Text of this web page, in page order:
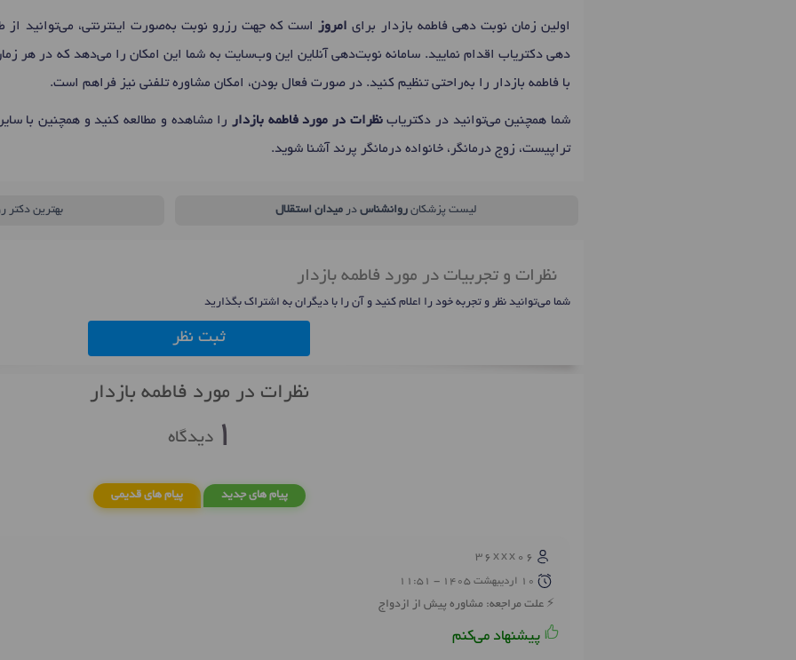
اولین زمان نوبت دهی فاطمه بازدار برای امروز
است که جهت رزرو نوبت به‌صورت اینترنتی، می‌توانید
دهی دکتریاب اقدام نمایید. سامانه نوبت‌دهی آنلاین این وب‌سایت به شما این امکان را می‌دهد که در هر
با فاطمه بازدار را به‌راحتی تنظیم کنید. در صورت فعال بودن، امکان مشاوره تلفنی نیز فراهم است.
شما همچنین می‌توانید در دکتریابنظرات در مورد فاطمه بازدار
را مشاهده و مطالعه کنید و همچنین با
تراپیست، زوج درمانگر، خانواده درمانگر پرند آشنا شوید.
لیست پزشکان روانشناسدر میدان استقلال بهترین دکتر
نظرات و تجربیات در مورد فاطمه بازدار
شما می‌توانید نظر و تجربه خود را اعلام کنید و آن را با دیگران به اشتراک بگذارید
ثبت نظر
نظرات در مورد فاطمه بازدار
1دیدگاه
پیام های جدید پیام های قدیمی
36xxx06
10 ارديبهشت 1405 - 11:51
علت مراجعه: مشاوره پیش از ازدواج
پیشنهاد می‌کنم